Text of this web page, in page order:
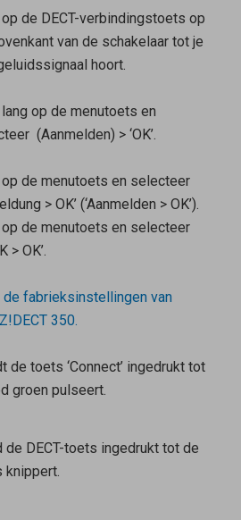
op de DECT-verbindingstoets op
van de schakelaar tot je
hoort.
lang op de menutoets en
(Aanmelden) > ‘OK’.
op de menutoets en selecteer
> OK’ (‘Aanmelden > OK’).
op de menutoets en selecteer
> OK’.
de fabrieksinstellingen van
350.
de toets ‘Connect’ ingedrukt tot
groen pulseert.
de DECT-toets ingedrukt tot de
knippert.